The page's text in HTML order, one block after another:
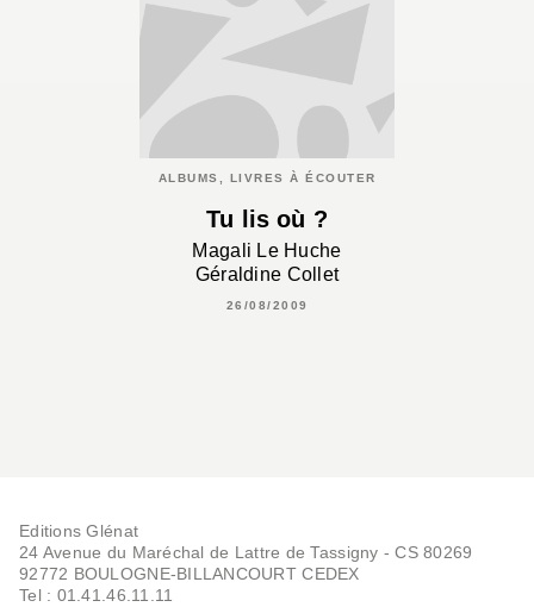
ALBUMS, LIVRES À ÉCOUTER
Tu lis où ?
Magali Le Huche
Géraldine Collet
26/08/2009
Editions Glénat
24 Avenue du Maréchal de Lattre de Tassigny - CS 80269
92772 BOULOGNE-BILLANCOURT CEDEX
Tel : 01.41.46.11.11